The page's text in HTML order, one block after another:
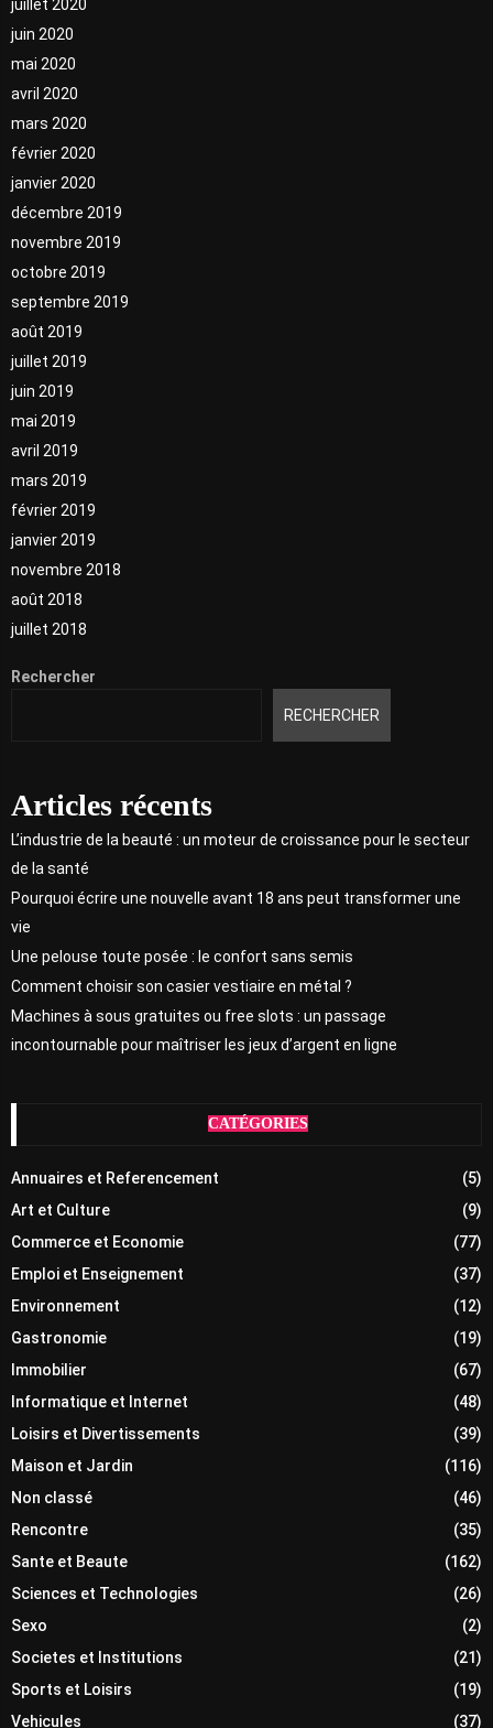
juillet 2020
juin 2020
mai 2020
avril 2020
mars 2020
février 2020
janvier 2020
décembre 2019
novembre 2019
octobre 2019
septembre 2019
août 2019
juillet 2019
juin 2019
mai 2019
avril 2019
mars 2019
février 2019
janvier 2019
novembre 2018
août 2018
juillet 2018
Rechercher
RECHERCHER
Articles récents
L’industrie de la beauté : un moteur de croissance pour le secteur
de la santé
Pourquoi écrire une nouvelle avant 18 ans peut transformer une
vie
Une pelouse toute posée : le confort sans semis
Comment choisir son casier vestiaire en métal ?
Machines à sous gratuites ou free slots : un passage
incontournable pour maîtriser les jeux d’argent en ligne
CATÉGORIES
Annuaires et Referencement
(5)
Art et Culture
(9)
Commerce et Economie
(77)
Emploi et Enseignement
(37)
Environnement
(12)
Gastronomie
(19)
Immobilier
(67)
Informatique et Internet
(48)
Loisirs et Divertissements
(39)
Maison et Jardin
(116)
Non classé
(46)
Rencontre
(35)
Sante et Beaute
(162)
Sciences et Technologies
(26)
Sexo
(2)
Societes et Institutions
(21)
Sports et Loisirs
(19)
Vehicules
(37)